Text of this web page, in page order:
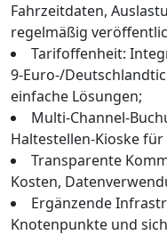
Fahrzeitdaten,
regelmäßig
Tarifoffenheit:
9‑Euro‑/
einfache Lösungen;
Haltestellen‑Kioske
Transparente
Kosten,
Ergänzende
Knotenpunkte und